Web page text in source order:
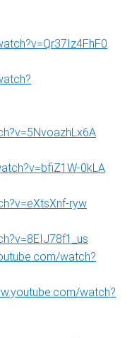
0kLA
ryw
watch?
watch?